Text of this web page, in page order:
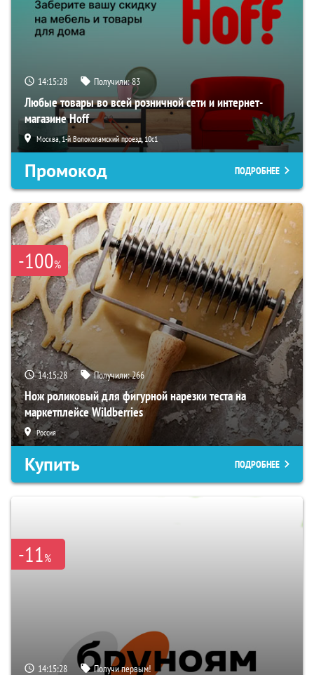
14:15:27 Получили:83
Любые товары во всей розничной сети и интернет-
магазине Hoff
Москва, 1-й Волоколамский проезд, 10с1
Промокод ПОДРОБНЕЕ
-100%
14:15:27 Получили:266
Нож роликовый для фигурной нарезки теста на
маркетплейсе Wildberries
Россия
Купить ПОДРОБНЕЕ
-11%
14:15:27 Получи первым!